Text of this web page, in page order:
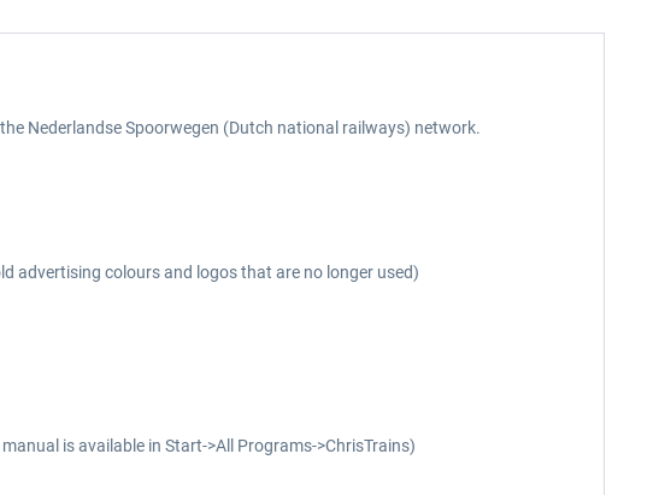
Nederlandse Spoorwegen (Dutch national railways) network.
advertising colours and logos that are no longer used)
is available in Start->All Programs->ChrisTrains)